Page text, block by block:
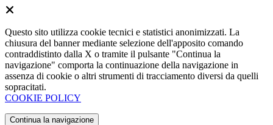
Questo sito utilizza cookie tecnici e statistici anonimizzati. La
chiusura del banner mediante selezione dell'apposito comando
contraddistinto dalla X o tramite il pulsante "Continua la
navigazione" comporta la continuazione della navigazione in
assenza di cookie o altri strumenti di tracciamento diversi da quelli
sopracitati.
COOKIE POLICY
Continua la navigazione